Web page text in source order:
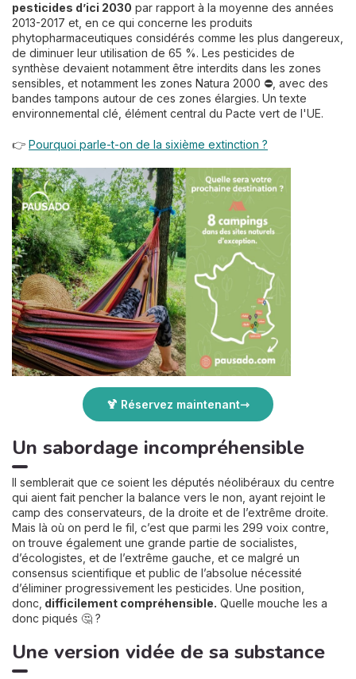
pesticides d’ici 2030 par rapport à la moyenne des années
2013-2017 et, en ce qui concerne les produits
phytopharmaceutiques considérés comme les plus dangereux,
de diminuer leur utilisation de 65 %. Les pesticides de
synthèse devaient notamment être interdits dans les zones
sensibles, et notamment les zones Natura 2000 ⛔, avec des
bandes tampons autour de ces zones élargies. Un texte
environnemental clé, élément central du Pacte vert de l'UE.
👉 Pourquoi parle-t-on de la sixième extinction ?
🍹 Réservez maintenant
Un sabordage incompréhensible
Il semblerait que ce soient les députés néolibéraux du centre
qui aient fait pencher la balance vers le non, ayant rejoint le
camp des conservateurs, de la droite et de l’extrême droite.
Mais là où on perd le fil, c’est que parmi les 299 voix contre,
on trouve également une grande partie de socialistes,
d’écologistes, et de l’extrême gauche, et ce malgré un
consensus scientifique et public de l’absolue nécessité
d’éliminer progressivement les pesticides. Une position,
donc, difficilement compréhensible. Quelle mouche les a
donc piqués 🤔 ?
Une version vidée de sa substance